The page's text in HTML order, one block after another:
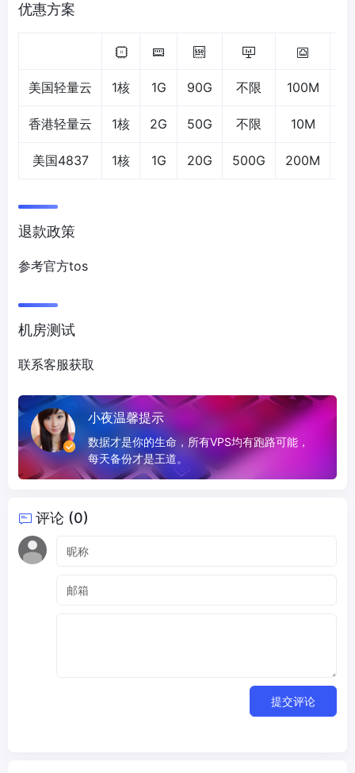
优惠方案
美国轻量云 1核 1G 90G 不限 100M
香港轻量云 1核 2G 50G 不限 10M
美国4837 1核 1G 20G 500G 200M
退款政策
参考官方tos
机房测试
联系客服获取
小夜温馨提示
数据才是你的生命，所有VPS均有跑路可能，
每天备份才是王道。
评论 (0)
提交评论